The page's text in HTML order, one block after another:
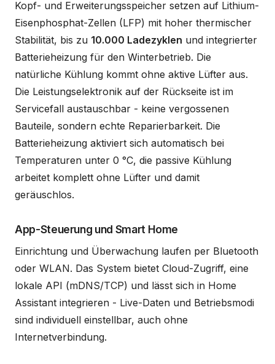
Kopf- und Erweiterungsspeicher setzen auf Lithium-
Eisenphosphat-Zellen (LFP) mit hoher thermischer
Stabilität, bis zu 10.000 Ladezyklen und integrierter
Batterieheizung für den Winterbetrieb. Die
natürliche Kühlung kommt ohne aktive Lüfter aus.
Die Leistungselektronik auf der Rückseite ist im
Servicefall austauschbar - keine vergossenen
Bauteile, sondern echte Reparierbarkeit. Die
Batterieheizung aktiviert sich automatisch bei
Temperaturen unter 0 °C, die passive Kühlung
arbeitet komplett ohne Lüfter und damit
geräuschlos.
App-Steuerung und Smart Home
Einrichtung und Überwachung laufen per Bluetooth
oder WLAN. Das System bietet Cloud-Zugriff, eine
lokale API (mDNS/TCP) und lässt sich in Home
Assistant integrieren - Live-Daten und Betriebsmodi
sind individuell einstellbar, auch ohne
Internetverbindung.